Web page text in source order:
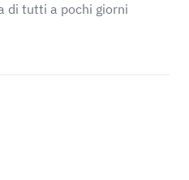
di tutti a pochi giorni